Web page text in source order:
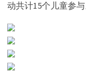
动共计15个儿童参与